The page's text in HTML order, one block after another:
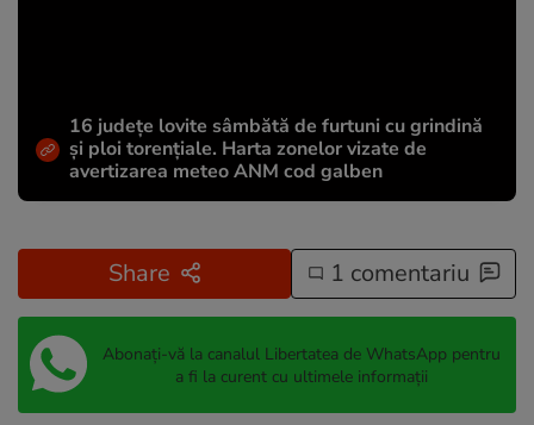
16 județe lovite sâmbătă de furtuni cu grindină
și ploi torențiale. Harta zonelor vizate de
avertizarea meteo ANM cod galben
Share 1 comentariu
Abonați-vă la canalul Libertatea de WhatsApp pentru
a fi la curent cu ultimele informații